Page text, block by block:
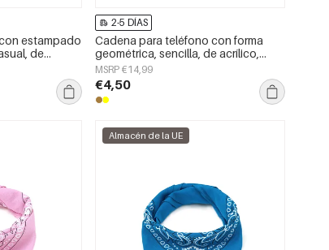
estampado
de
el día a
2-5 DÍAS
Cadena para teléfono con forma
geométrica, sencilla, de acrílico,
accesorio de uso diario.
MSRP €14,99
€4,50
Almacén de la UE